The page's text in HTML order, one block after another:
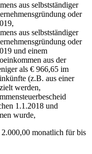
aus selbstständiger
oder
aus selbstständiger
oder
und einem
aus der
als € 966,65 im
(z.B. aus einer
werden,
1.1.2018 und
wurde,
2.000,00 monatlich für bis